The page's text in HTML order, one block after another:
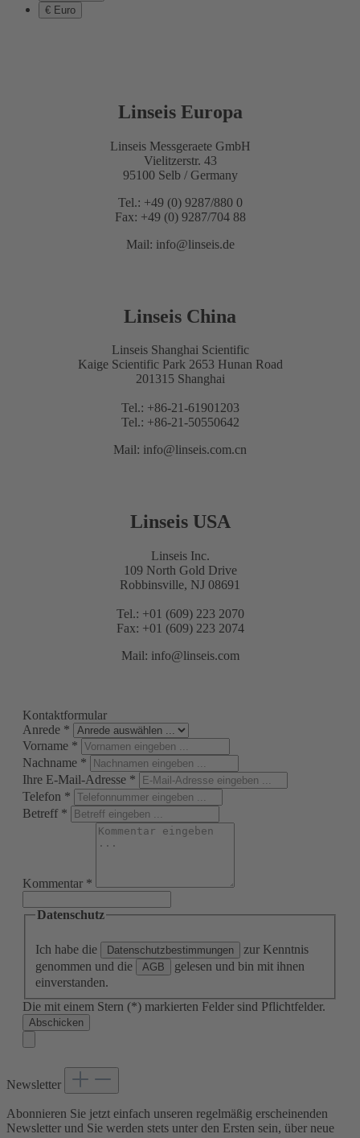
€ Euro
Linseis Europa
Linseis Messgeraete GmbH
Vielitzerstr. 43
95100 Selb / Germany
Tel.: +49 (0) 9287/880 0
Fax: +49 (0) 9287/704 88
Mail: info@linseis.de
Linseis China
Linseis Shanghai Scientific
Kaige Scientific Park 2653 Hunan Road
201315 Shanghai
Tel.: +86-21-61901203
Tel.: +86-21-50550642
Mail: info@linseis.com.cn
Linseis USA
Linseis Inc.
109 North Gold Drive
Robbinsville, NJ 08691
Tel.: +01 (609) 223 2070
Fax: +01 (609) 223 2074
Mail: info@linseis.com
Kontaktformular
Anrede *
Vorname *
Nachname *
Ihre E-Mail-Adresse *
Telefon *
Betreff *
Kommentar *
Datenschutz
Ich habe die Datenschutzbestimmungen
zur Kenntnis
genommen und die
AGB
gelesen und bin mit ihnen
einverstanden.
Die mit einem Stern (*) markierten Felder sind Pflichtfelder.
Abschicken
Newsletter
Abonnieren Sie jetzt einfach unseren regelmäßig erscheinenden
Newsletter und Sie werden stets unter den Ersten sein, über neue